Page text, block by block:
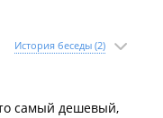
произошла
нет, это
здесь не
История беседы (2)
самый дешевый,